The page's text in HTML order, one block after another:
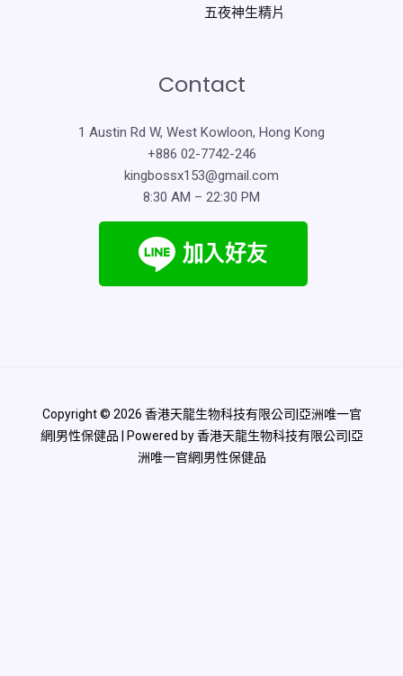
五夜神生精片
Contact
1 Austin Rd W, West Kowloon, Hong Kong
+886 02-7742-246
kingbossx153@gmail.com
8:30 AM – 22:30 PM
Copyright © 2026 香港天龍生物科技有限公司|亞洲唯一官
網|男性保健品 | Powered by 香港天龍生物科技有限公司|亞
洲唯一官網|男性保健品